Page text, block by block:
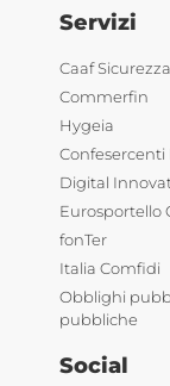
Servizi
Caaf
Commerfin
Hygeia
Confesercenti
Digital
Eurosportello
fonTer
Italia Comfidi
Obblighi
pubbliche
Social